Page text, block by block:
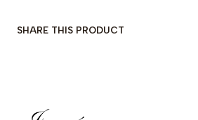
SHARE THIS PRODUCT